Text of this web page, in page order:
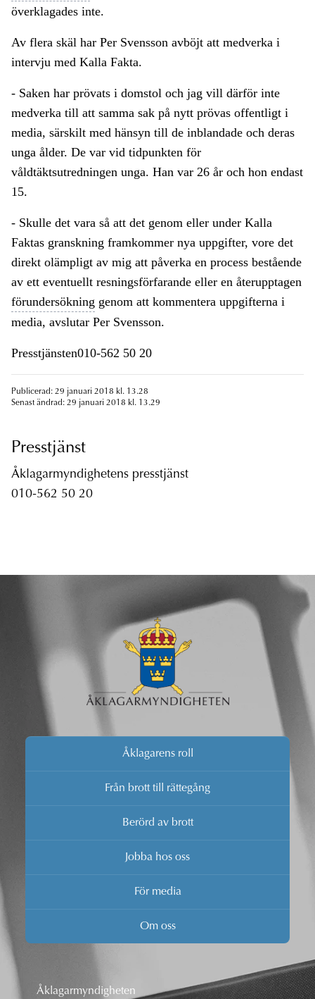
överklagades inte.
Av flera skäl har Per Svensson avböjt att medverka i
intervju med Kalla Fakta.
- Saken har prövats i domstol och jag vill därför inte
medverka till att samma sak på nytt prövas offentligt i
media, särskilt med hänsyn till de inblandade och deras
unga ålder. De var vid tidpunkten för
våldtäktsutredningen unga. Han var 26 år och hon endast
15.
- Skulle det vara så att det genom eller under Kalla
Faktas granskning framkommer nya uppgifter, vore det
direkt olämpligt av mig att påverka en process bestående
av ett eventuellt resningsförfarande eller en återupptagen
förundersökning genom att kommentera uppgifterna i
media, avslutar Per Svensson.
Presstjänsten010-562 50 20
Publicerad: 29 januari 2018 kl. 13.28
Senast ändrad: 29 januari 2018 kl. 13.29
Presstjänst
Åklagarmyndighetens presstjänst
010-562 50 20
Åklagarens roll
Från brott till rättegång
Berörd av brott
Jobba hos oss
För media
Om oss
Åklagarmyndigheten